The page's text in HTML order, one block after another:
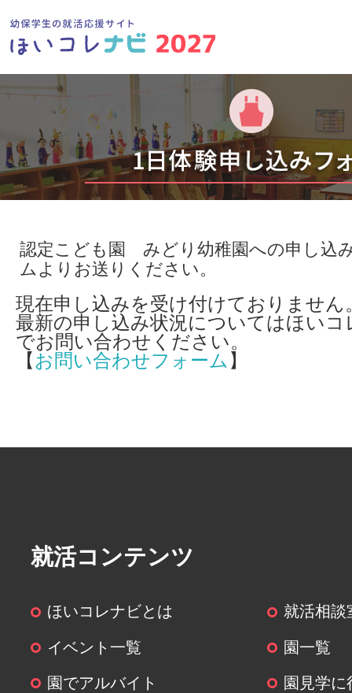
認定こども園 みどり幼稚園への申し込
ムよりお送りください。
現在申し込みを受け付けておりません
最新の申し込み状況についてはほいコ
でお問い合わせください。
【お問い合わせフォーム 】
就活コンテンツ
ほいコレナビとは 就活相談
イベント一覧 園一覧
園でアルバイト 園見学に